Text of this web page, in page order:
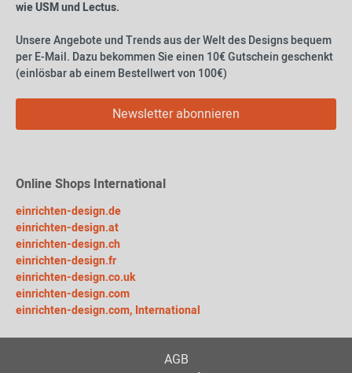
wie USM und Lectus.
Unsere Angebote und Trends aus der Welt des Designs bequem
per E-Mail. Dazu bekommen Sie einen 10€ Gutschein geschenkt
(einlösbar ab einem Bestellwert von 100€)
Newsletter abonnieren
Online Shops International
einrichten-design.de
einrichten-design.at
einrichten-design.ch
einrichten-design.fr
einrichten-design.co.uk
einrichten-design.com
einrichten-design.com, International
AGB